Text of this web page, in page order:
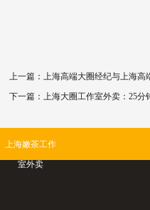
上一篇： 上海高端大圈经纪与上海高
下一篇： 上海大圈工作室外卖：25分
上海嫩茶工作
室外卖